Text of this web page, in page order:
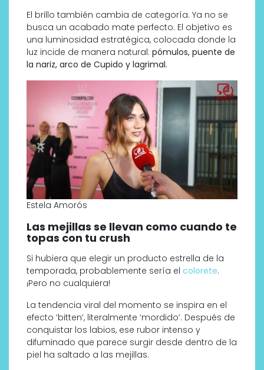
El brillo también cambia de categoría. Ya no se
busca un acabado mate perfecto. El objetivo es
una luminosidad estratégica, colocada donde la
luz incide de manera natural: pómulos, puente de
la nariz, arco de Cupido y lagrimal.
Estela Amorós
Las mejillas se llevan como cuando te
topas con tu crush
Si hubiera que elegir un producto estrella de la
temporada, probablemente sería el colorete.
¡Pero no cualquiera!
La tendencia viral del momento se inspira en el
efecto ‘bitten’, literalmente ‘mordido’. Después de
conquistar los labios, ese rubor intenso y
difuminado que parece surgir desde dentro de la
piel ha saltado a las mejillas.